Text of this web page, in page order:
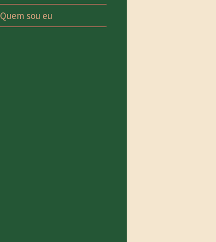
Quem sou eu